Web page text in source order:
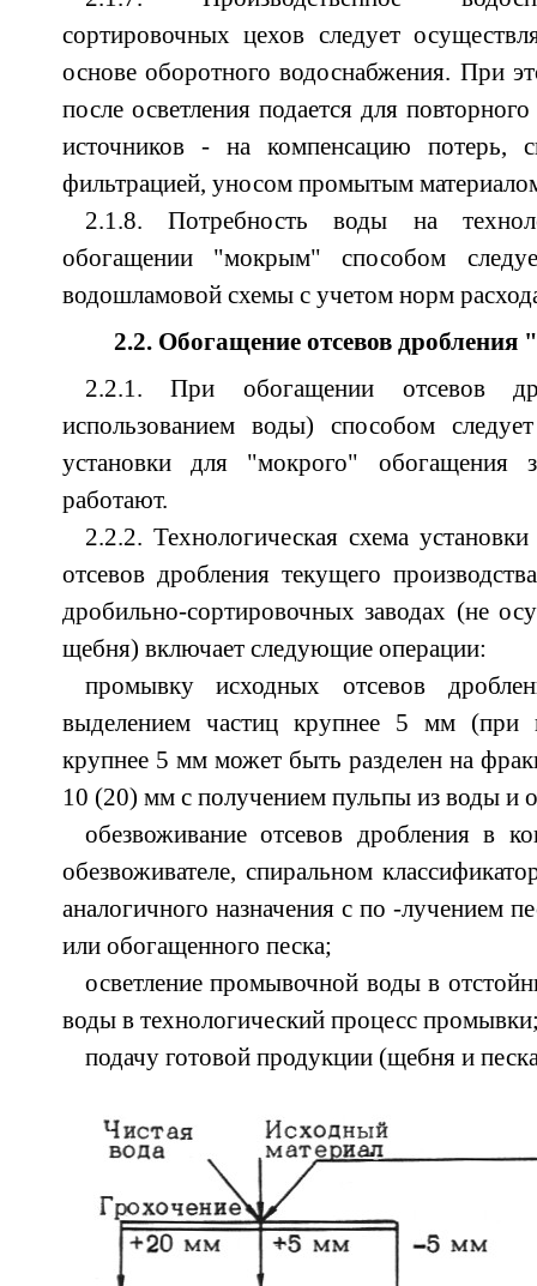
сортировочных цехов следует
основе оборотного водоснабжения. При
после осветления подается для
источников - на компенсацию потерь,
фильтрацией, уносом промытым
2.1.8. Потребность воды на
обогащении "мокрым" способом
водошламовой схемы с учетом норм
2.2. Обогащение отсевов
2.2.1. При обогащении отсевов
использованием воды) способом
установки для "мокрого" обогащения
работают.
2.2.2. Технологическая схема
отсевов дробления текущего
дробильно-сортировочных заводах (не
щебня) включает следующие операции:
промывку исходных отсевов
выделением частиц крупнее 5 мм (при
крупнее 5 мм может быть разделен на
10 (20) мм с получением пульпы из воды и
обезвоживание отсевов дробления в
обезвоживателе, спиральном
аналогичного назначения с по -лучением
или обогащенного песка;
осветление промывочной воды в
воды в технологический процесс
подачу готовой продукции (щебня и